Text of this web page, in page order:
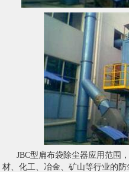
JBC型扁布袋除尘器应用范围
材、化工、冶金、矿山等行业的防